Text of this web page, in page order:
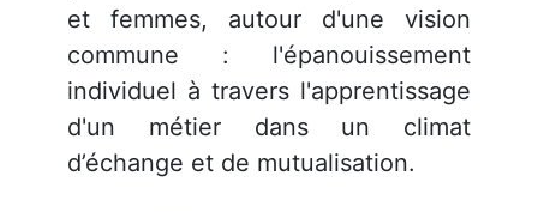
et femmes, autour d'une vision
commune : l'épanouissement
individuel à travers l'apprentissage
d'un métier dans un climat
d’échange et de mutualisation.